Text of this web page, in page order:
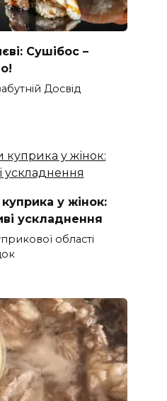
Сушібос –
Досвід
у жінок:
ускладнення
області